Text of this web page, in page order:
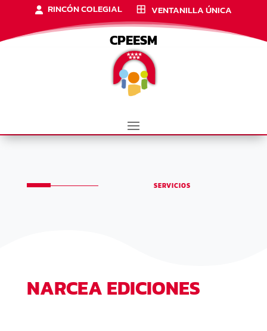
RINCÓN COLEGIAL VENTANILLA ÚNICA
CPEESM
SERVICIOS
NARCEA EDICIONES